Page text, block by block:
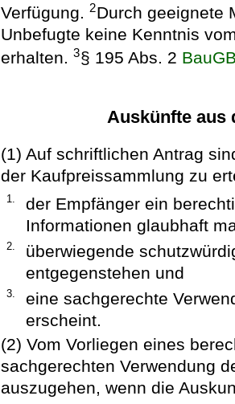
Verfügung.2Durch geeignete
Unbefugte keine Kenntnis
erhalten.3§ 195 Abs. 2
Auskünfte aus
(1) Auf schriftlichen Antrag
der Kaufpreissammlung zu
1.
der Empfänger ein
Informationen glaubhaft
2.
überwiegende
entgegenstehen und
3.
eine sachgerechte
erscheint.
(2) Vom Vorliegen eines
sachgerechten Verwendung
auszugehen, wenn die